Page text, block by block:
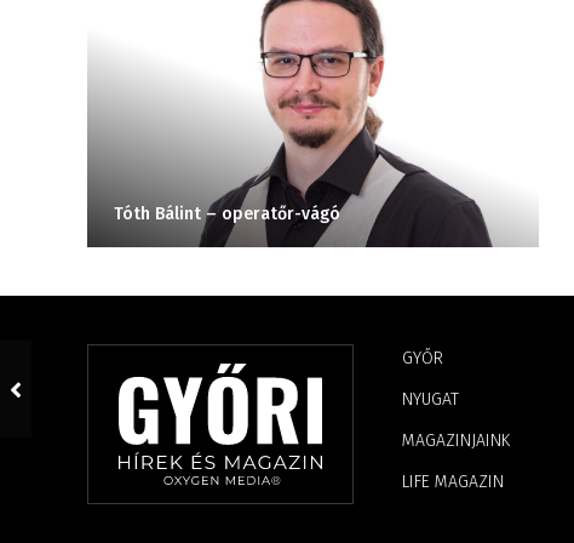
Tóth Bálint – operatőr-vágó
GYŐR
NYUGAT
MAGAZINJAINK
LIFE MAGAZIN